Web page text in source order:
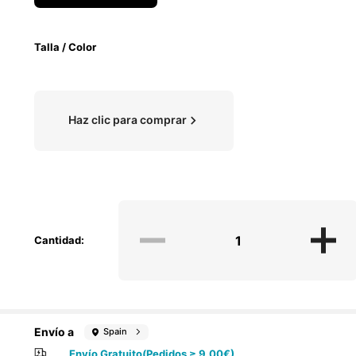
Talla / Color
Haz clic para comprar
Cantidad:
Envío a Spain